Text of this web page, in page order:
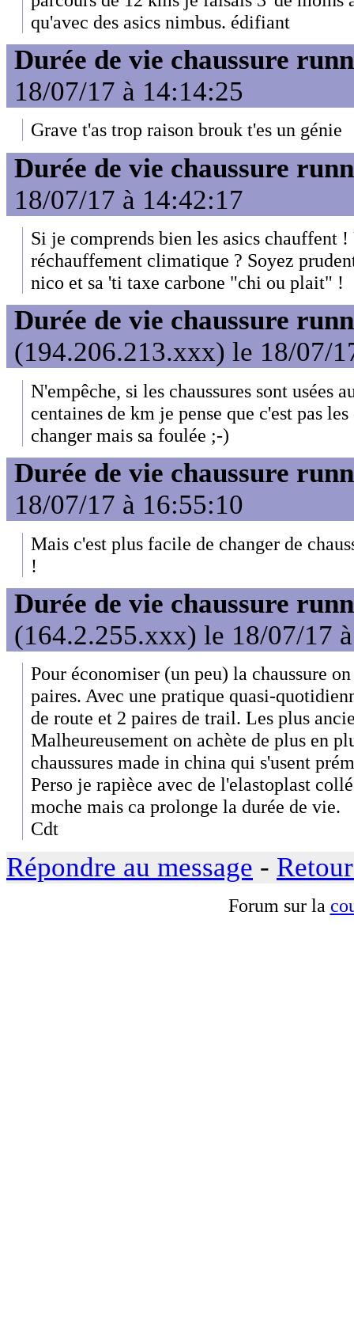
qu'avec des asics nimbus. édifiant
Durée de vie chaussure
18/07/17 à 14:14:25
Grave t'as trop raison brouk t'es un génie
Durée de vie chaussure
18/07/17 à 14:42:17
Si je comprends bien les asics chauffent
réchauffement climatique ? Soyez
nico et sa 'ti taxe carbone "chi ou plait" !
Durée de vie chaussure
(194.206.213.xxx) le 18/07/
N'empêche, si les chaussures sont usées
centaines de km je pense que c'est pas
changer mais sa foulée ;-)
Durée de vie chaussure
18/07/17 à 16:55:10
Mais c'est plus facile de changer de
!
Durée de vie chaussure
(164.2.255.xxx) le 18/07/17
Pour économiser (un peu) la chaussure
paires. Avec une pratique quasi-
de route et 2 paires de trail. Les plus
Malheureusement on achète de plus en
chaussures made in china qui s'usent
Perso je rapièce avec de l'elastoplast
moche mais ca prolonge la durée de vie.
Cdt
Répondre au message -
Forum sur la